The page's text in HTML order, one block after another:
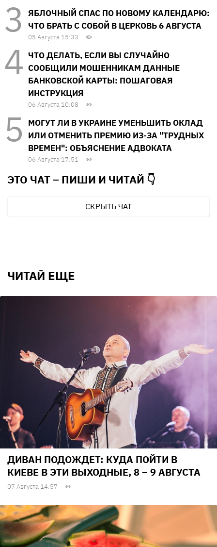
ЯБЛОЧНЫЙ СПАС ПО НОВОМУ КАЛЕНДАРЮ:
ЧТО БРАТЬ С СОБОЙ В ЦЕРКОВЬ 6 АВГУСТА
05 Августа 15:33
ЧТО ДЕЛАТЬ, ЕСЛИ ВЫ СЛУЧАЙНО
СООБЩИЛИ МОШЕННИКАМ ДАННЫЕ
БАНКОВСКОЙ КАРТЫ: ПОШАГОВАЯ
ИНСТРУКЦИЯ
06 Августа 10:08
МОГУТ ЛИ В УКРАИНЕ УМЕНЬШИТЬ ОКЛАД
ИЛИ ОТМЕНИТЬ ПРЕМИЮ ИЗ-ЗА "ТРУДНЫХ
ВРЕМЕН": ОБЪЯСНЕНИЕ АДВОКАТА
06 Августа 17:51
ЭТО ЧАТ – ПИШИ И ЧИТАЙ 👇
СКРЫТЬ ЧАТ
ЧИТАЙ ЕЩЕ
ДИВАН ПОДОЖДЕТ: КУДА ПОЙТИ В
КИЕВЕ В ЭТИ ВЫХОДНЫЕ, 8 – 9 АВГУСТА
07 Августа 14:57